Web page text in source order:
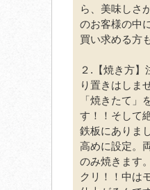
ら、美味しさ
のお客様の中
買い求める方
２.【焼き方
り置きはしま
「焼きたて」
す！！そして
鉄板にありま
高めに設定。
のみ焼きます
クリ！！中は